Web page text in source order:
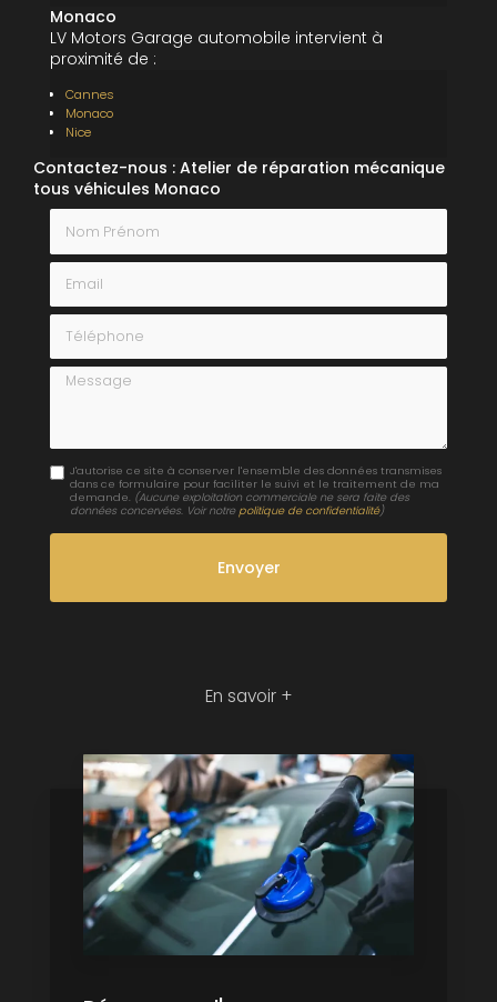
Monaco
LV Motors Garage automobile intervient à
proximité de :
Cannes
Monaco
Nice
Contactez-nous : Atelier de réparation mécanique
tous véhicules Monaco
Nom Prénom
Email
Téléphone
Message
J'autorise ce site à conserver l'ensemble des données transmises
dans ce formulaire pour faciliter le suivi et le traitement de ma
demande. (Aucune exploitation commerciale ne sera faite des
données concervées. Voir notre politique de confidentialité)
En savoir +